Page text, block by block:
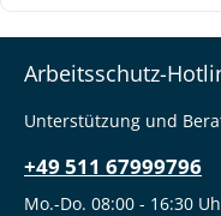
Arbeitsschutz-
Unterstützung und
+49 511 67999796
Mo.-Do. 08:00 - 16:30